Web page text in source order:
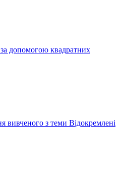
допомогою квадратних
вивченого з теми Відокремлені